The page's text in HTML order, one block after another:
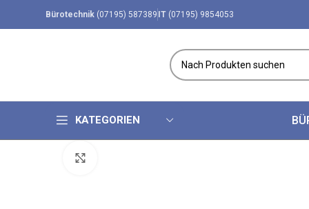
Bürotechnik (07195) 587389 IT (07195) 9854053
KATEGORIEN